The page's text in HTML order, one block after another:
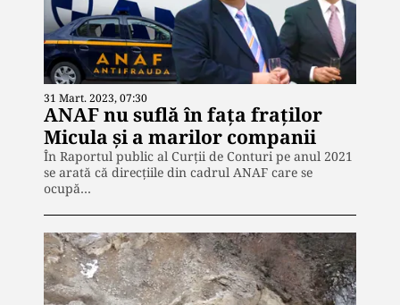
31 Mart. 2023, 07:30
ANAF nu suflă în fața fraților
Micula și a marilor companii
În Raportul public al Curții de Conturi pe anul 2021
se arată că direcțiile din cadrul ANAF care se
ocupă…